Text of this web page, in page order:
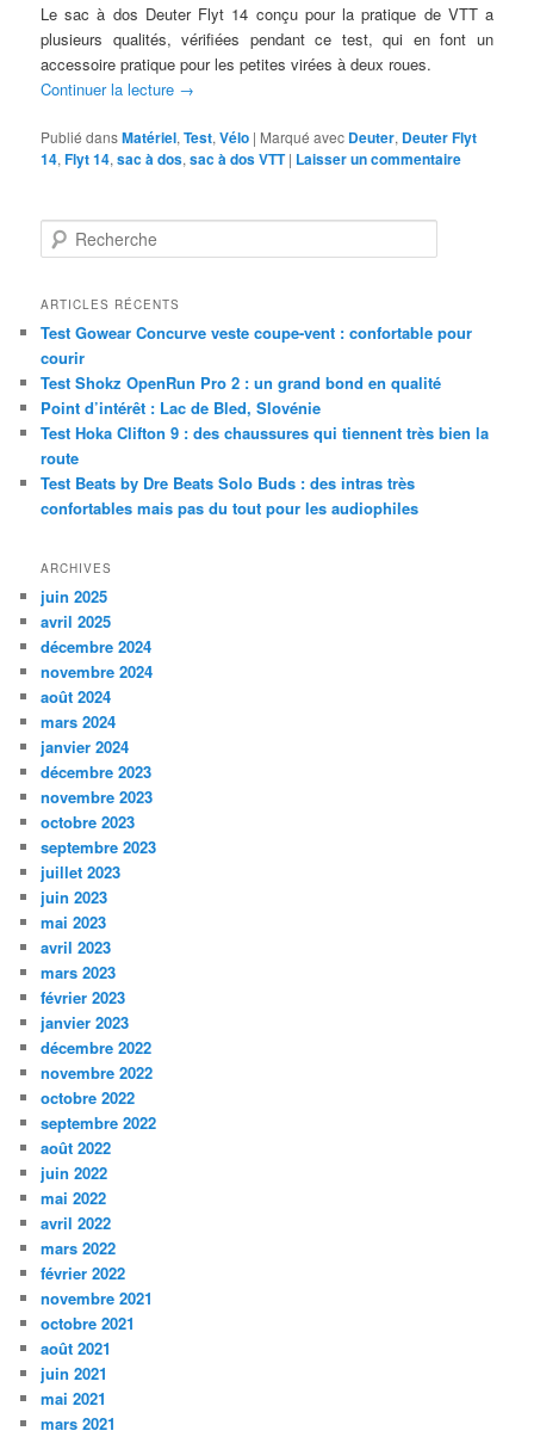
Le sac à dos Deuter Flyt 14 conçu pour la pratique de VTT a
plusieurs qualités, vérifiées pendant ce test, qui en font un
accessoire pratique pour les petites virées à deux roues.
Continuer la lecture →
Publié dansMatériel,Test,Vélo | Marqué avec Deuter, Deuter Flyt
14,Flyt 14,sac à dos,sac à dos VTT | Laisser un commentaire
e
h
r
c
h
e
ARTICLES RÉCENTS
Test Gowear Concurve veste coupe-vent : confortable pour
courir
Test Shokz OpenRun Pro 2 : un grand bond en qualité
Point d’intérêt : Lac de Bled, Slovénie
Test Hoka Clifton 9 : des chaussures qui tiennent très bien la
route
Test Beats by Dre Beats Solo Buds : des intras très
confortables mais pas du tout pour les audiophiles
ARCHIVES
juin 2025
avril 2025
décembre 2024
novembre 2024
août 2024
mars 2024
janvier 2024
décembre 2023
novembre 2023
octobre 2023
septembre 2023
juillet 2023
juin 2023
mai 2023
avril 2023
mars 2023
février 2023
janvier 2023
décembre 2022
novembre 2022
octobre 2022
septembre 2022
août 2022
juin 2022
mai 2022
avril 2022
mars 2022
février 2022
novembre 2021
octobre 2021
août 2021
juin 2021
mai 2021
mars 2021